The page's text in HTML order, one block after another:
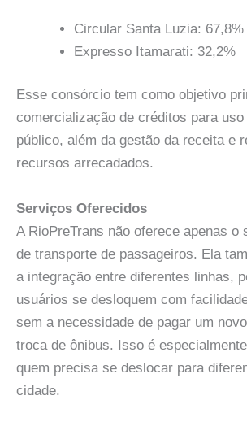
Circular Santa Luzia: 67,8%
Expresso Itamarati: 32,2%
Esse consórcio tem como objetivo
comercialização de créditos para
público, além da gestão da receita e
recursos arrecadados.
Serviços Oferecidos
A RioPreTrans não oferece apenas o
de transporte de passageiros. Ela
a integração entre diferentes linhas,
usuários se desloquem com
sem a necessidade de pagar um
troca de ônibus. Isso é
quem precisa se deslocar para
cidade.